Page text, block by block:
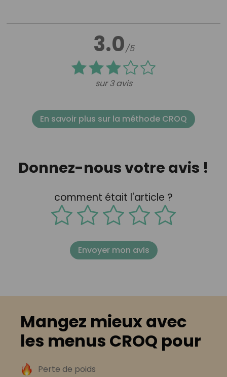
3.0/5
sur 3 avis
En savoir plus sur la méthode CROQ
Donnez-nous votre avis !
comment était l'article ?
Envoyer mon avis
Mangez mieux avec
les menus CROQ pour
Perte de poids